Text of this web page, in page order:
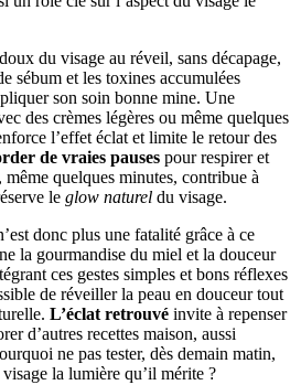
du visage au réveil, sans décapage,
sébum et les toxines accumulées
son soin bonne mine. Une
des crèmes légères ou même quelques
l’effet éclat et limite le retour des
de vraies pauses pour respirer et
quelques minutes, contribue à
le glow naturel du visage.
donc plus une fatalité grâce à ce
la gourmandise du miel et la douceur
ces gestes simples et bons réflexes
de réveiller la peau en douceur tout
L’éclat retrouvé invite à repenser
d’autres recettes maison, aussi
ne pas tester, dès demain matin,
la lumière qu’il mérite ?